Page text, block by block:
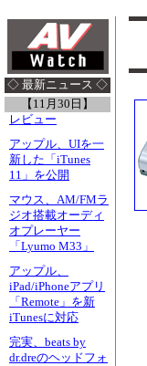
◇ 最新ニュース ◇
【11月30日】
レビュー
アップル、UIを一
新した「iTunes
11」を公開
マウス、AM/FMラ
ジオ搭載オーディ
オプレーヤー
「Lyumo M33」
アップル、
iPad/iPhoneアプリ
「Remote」を新
iTunesに対応
完実、beats by
dr.dreのヘッドフォ